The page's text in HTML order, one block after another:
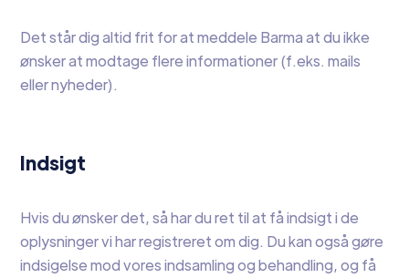
Det står dig altid frit for at meddele Barma at du ikke
ønsker at modtage flere informationer (f.eks. mails
eller nyheder).
Indsigt
Hvis du ønsker det, så har du ret til at få indsigt i de
oplysninger vi har registreret om dig. Du kan også gøre
indsigelse mod vores indsamling og behandling, og få